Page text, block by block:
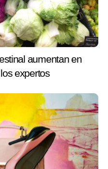
aumentan en
expertos